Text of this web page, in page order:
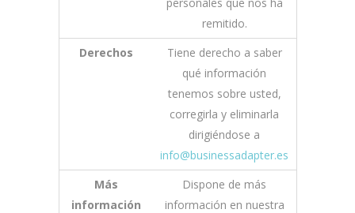
remitido.
Derechos
Tiene derecho a saber
qué información
tenemos sobre usted,
corregirla y eliminarla
dirigiéndose a
info@businessadapter.es
Más
información
Dispone de más
información en nuestra